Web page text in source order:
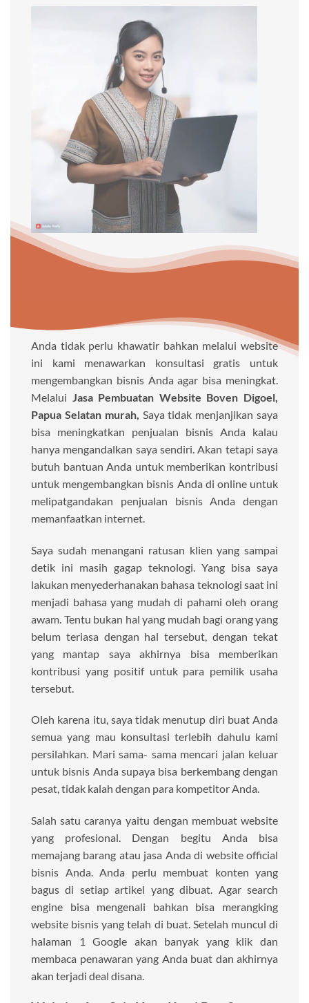
Anda tidak perlu khawatir bahkan melalui website
ini kami menawarkan konsultasi gratis untuk
mengembangkan bisnis Anda agar bisa meningkat.
Melalui
Jasa Pembuatan Website Boven Digoel,
Papua Selatan murah, Saya tidak menjanjikan saya
bisa meningkatkan penjualan bisnis Anda kalau
hanya mengandalkan saya sendiri. Akan tetapi saya
butuh bantuan Anda untuk memberikan kontribusi
untuk mengembangkan bisnis Anda di online untuk
melipatgandakan penjualan bisnis Anda dengan
memanfaatkan internet.
Saya sudah menangani ratusan klien yang sampai
detik ini masih gagap teknologi. Yang bisa saya
lakukan menyederhanakan bahasa teknologi saat ini
menjadi bahasa yang mudah di pahami oleh orang
awam. Tentu bukan hal yang mudah bagi orang yang
belum teriasa dengan hal tersebut, dengan tekat
yang mantap saya akhirnya bisa memberikan
kontribusi yang positif untuk para pemilik usaha
tersebut.
Oleh karena itu, saya tidak menutup diri buat Anda
semua yang mau konsultasi terlebih dahulu kami
persilahkan. Mari sama- sama mencari jalan keluar
untuk bisnis Anda supaya bisa berkembang dengan
pesat, tidak kalah dengan para kompetitor Anda.
Salah satu caranya yaitu dengan membuat website
yang profesional. Dengan begitu Anda bisa
memajang barang atau jasa Anda di website official
bisnis Anda. Anda perlu membuat konten yang
bagus di setiap artikel yang dibuat. Agar search
engine bisa mengenali bahkan bisa merangking
website bisnis yang telah di buat. Setelah muncul di
halaman 1 Google akan banyak yang klik dan
membaca penawaran yang Anda buat dan akhirnya
akan terjadi deal disana.